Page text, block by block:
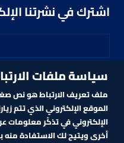
اشترك في نشرتنا
سياسة ملفات
ملف تعريف الارتباط هو نص
الموقع الإلكتروني الذي تتم
الإلكتروني في تذكّر معلومات
أخرى ويتيح لك الاستفادة